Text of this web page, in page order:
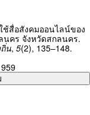
ช้สื่อสังคมออนไลน์ของ
นคร จังหวัดสกลนคร.
น, 5(2), 135–148.